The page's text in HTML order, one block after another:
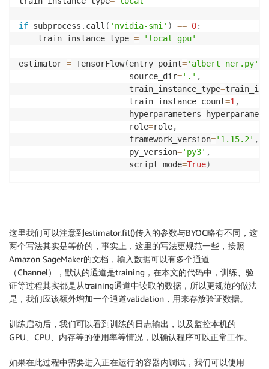
if subprocess . call ( 'nvidia-smi' ) == 0:
    train_instance_type
= 'local_gpu'
estimator = TensorFlow(entry_point='albert_ner.py'
                       source_dir
='.' ,
                       train_instance_type
=
                       train_instance_count
=1 ,
                       hyperparameters
=
                       role
=role,
                       framework_version
='1.15.2' ,
                       py_version
='py3' ,
                       script_mode
=True)
这里我们可以注意到estimator.fit()传入的参数与BYOC略有不同，这
两个写法其实是等价的，事实上，这里的写法更规范一些，按照
Amazon SageMaker的文档，输入数据可以有多个通道
（Channel），默认的通道是training，在本文的代码中，训练、验
证等过程其实都是从training通道中读取的数据，所以更规范的做法
是，我们应该额外增加一个通道validation，用来存放验证数据。
训练启动后，我们可以看到训练的日志输出，以及监控本机的
GPU、CPU、内存等的使用率等情况，以确认程序可以正常工作。
如果在此过程中需要进入正在运行的容器内调试，我们可以使用